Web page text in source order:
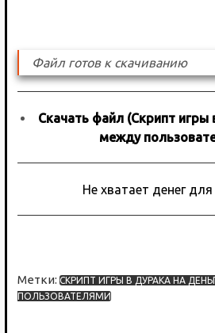
Файл готов к скачиванию
Скачать файл (Скрипт игры
между
Не хватает денег
Метки:СКРИПТ ИГРЫ В ДУРАКА НА
ПОЛЬЗОВАТЕЛЯМИ